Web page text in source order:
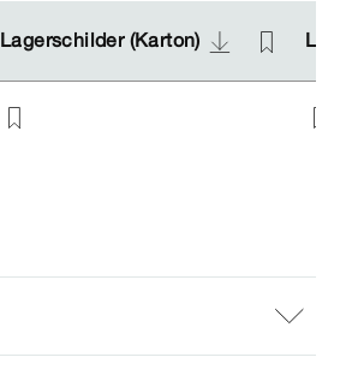
Lagerschilder (Karton)
Lagerschilder (Karton)